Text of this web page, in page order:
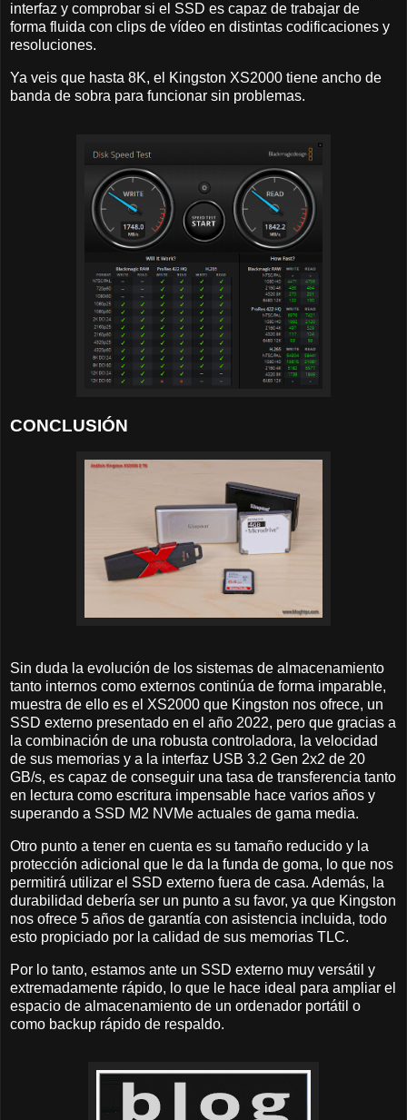
interfaz y comprobar si el SSD es capaz de trabajar de
forma fluida con clips de vídeo en distintas codificaciones y
resoluciones.
Ya veis que hasta 8K, el Kingston XS2000 tiene ancho de
banda de sobra para funcionar sin problemas.
CONCLUSIÓN
Sin duda la evolución de los sistemas de almacenamiento
tanto internos como externos continúa de forma imparable,
muestra de ello es el XS2000 que Kingston nos ofrece, un
SSD externo presentado en el año 2022, pero que gracias a
la combinación de una robusta controladora, la velocidad
de sus memorias y a la interfaz USB 3.2 Gen 2x2 de 20
GB/s, es capaz de conseguir una tasa de transferencia tanto
en lectura como escritura impensable hace varios años y
superando a SSD M2 NVMe actuales de gama media.
Otro punto a tener en cuenta es su tamaño reducido y la
protección adicional que le da la funda de goma, lo que nos
permitirá utilizar el SSD externo fuera de casa. Además, la
durabilidad debería ser un punto a su favor, ya que Kingston
nos ofrece 5 años de garantía con asistencia incluida, todo
esto propiciado por la calidad de sus memorias TLC.
Por lo tanto, estamos ante un SSD externo muy versátil y
extremadamente rápido, lo que le hace ideal para ampliar el
espacio de almacenamiento de un ordenador portátil o
como backup rápido de respaldo.